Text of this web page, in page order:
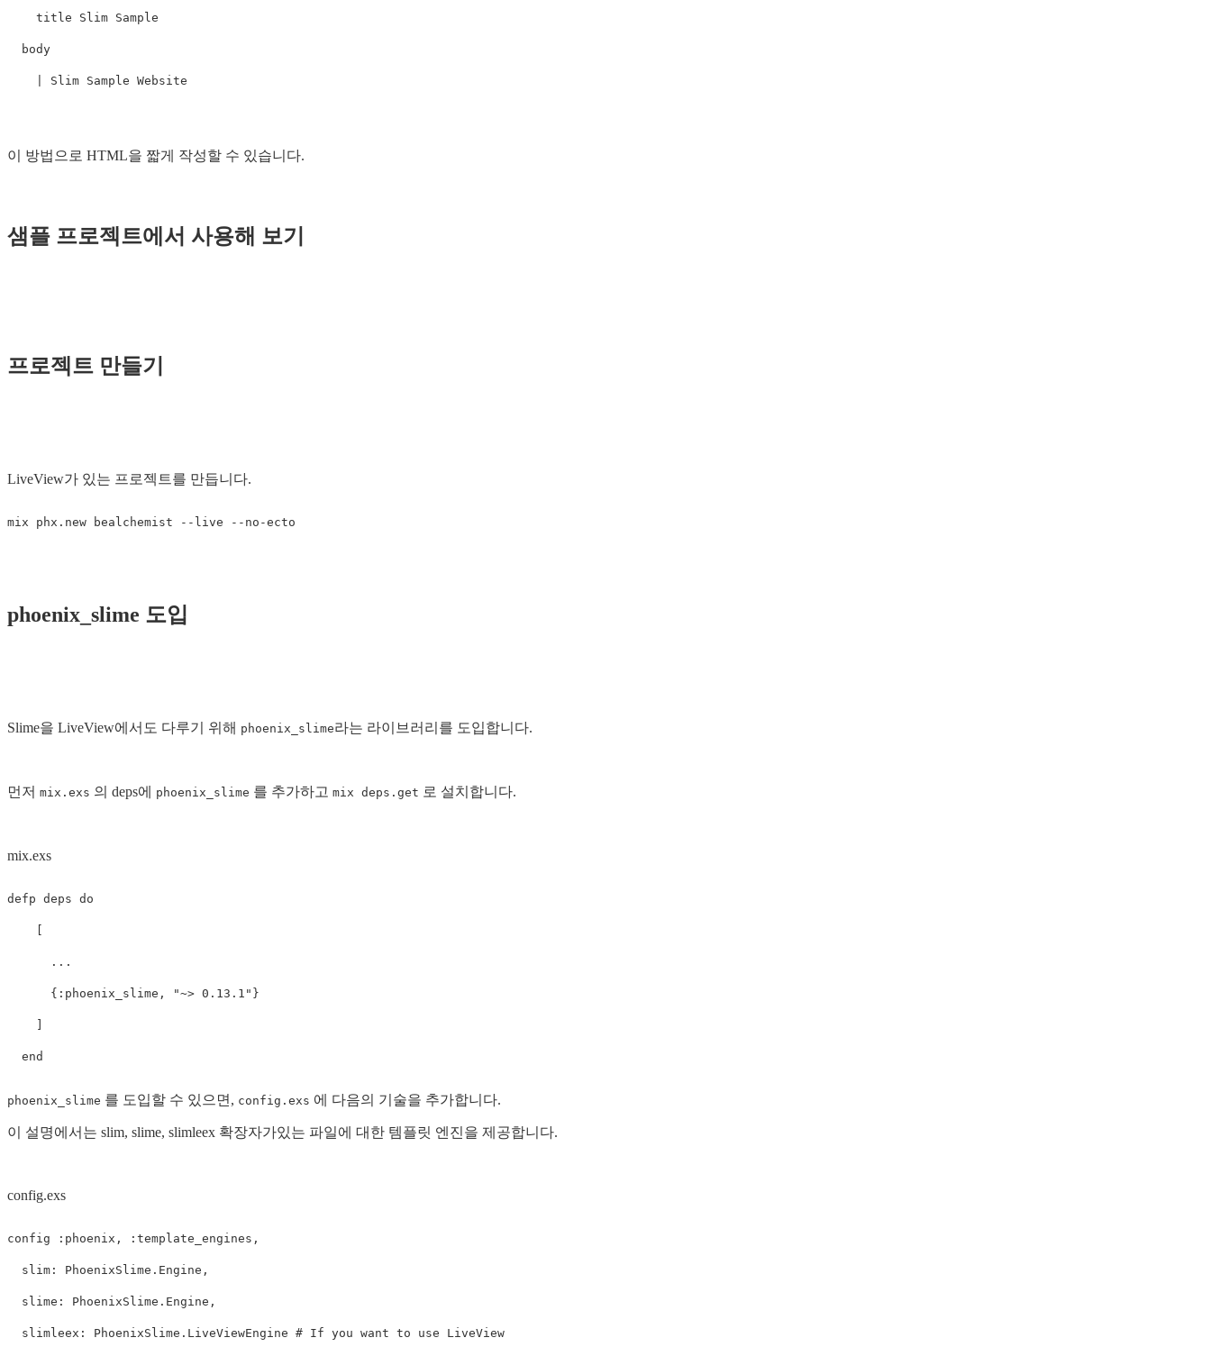
title Slim Sample
body
이 방법으로 HTML을 짧게 작성할 수 있습니다.
샘플 프로젝트에서 사용해 보기
프로젝트 만들기
LiveView가 있는 프로젝트를 만듭니다.
mix phx.new bealchemist --live --no-ecto
phoenix_slime 도입
Slime을 LiveView에서도 다루기 위해 phoenix_slime라는 라이브러리를 도입합니다.
먼저 mix.exs 의 deps에 phoenix_slime 를 추가하고 mix deps.get 로 설치합니다.
mix.exs
defp deps do
...
{ :phoenix_slime , "~> 0.13.1" }
end
phoenix_slime 를 도입할 수 있으면, config.exs 에 다음의 기술을 추가합니다.
이 설명에서는 slim, slime, slimleex 확장자가있는 파일에 대한 템플릿 엔진을 제공합니다.
config.exs
config :phoenix , :template_engines ,
slim: PhoenixSlime . Engine ,
slime: PhoenixSlime . Engine ,
slimleex: PhoenixSlime . LiveViewEngine # If you want to use LiveView